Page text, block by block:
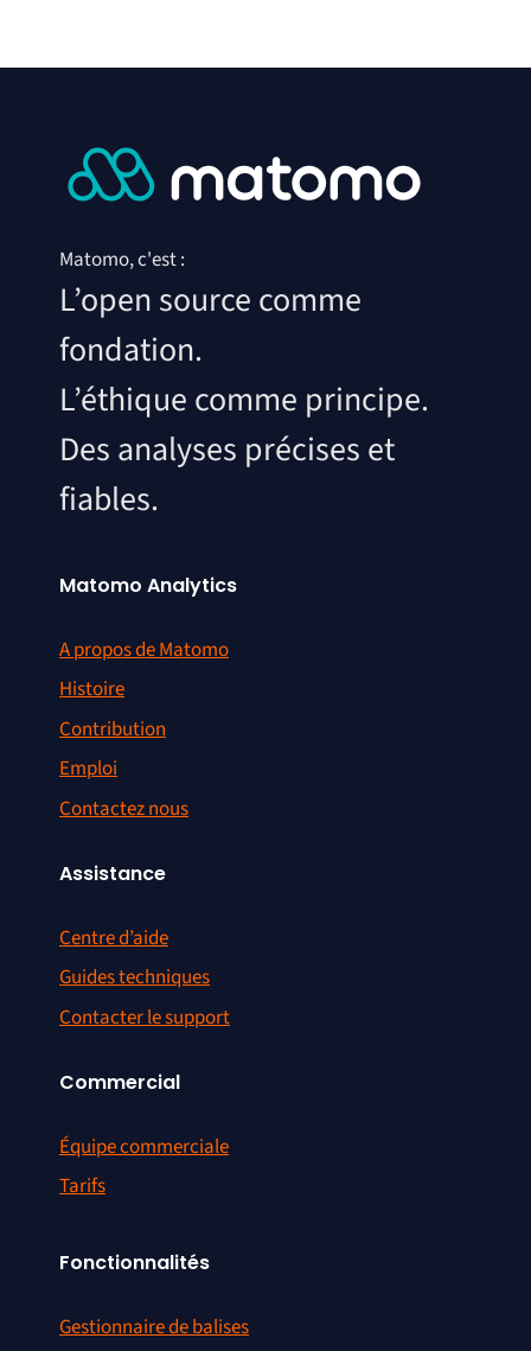
Matomo, c'est :
L’open source comme
fondation.
L’éthique comme principe.
Des analyses précises et
fiables.
Matomo Analytics
A propos de Matomo
Histoire
Contribution
Emploi
Contactez nous
Assistance
Centre d’aide
Guides techniques
Contacter le support
Commercial
Équipe commerciale
Tarifs
Fonctionnalités
Gestionnaire de balises